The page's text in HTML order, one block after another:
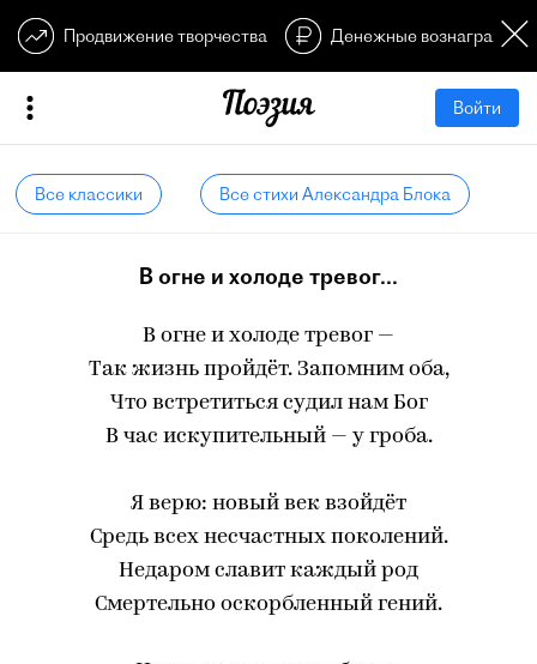
Продвижение творчества Денежные
Войти
Все классики Все стихи Александра Блока
В огне и холоде тревог...
В огне и холоде тревог —
Так жизнь пройдёт. Запомним оба,
Что встретиться судил нам Бог
В час искупительный — у гроба.
Я верю: новый век взойдёт
Средь всех несчастных поколений.
Недаром славит каждый род
Смертельно оскорбленный гений.